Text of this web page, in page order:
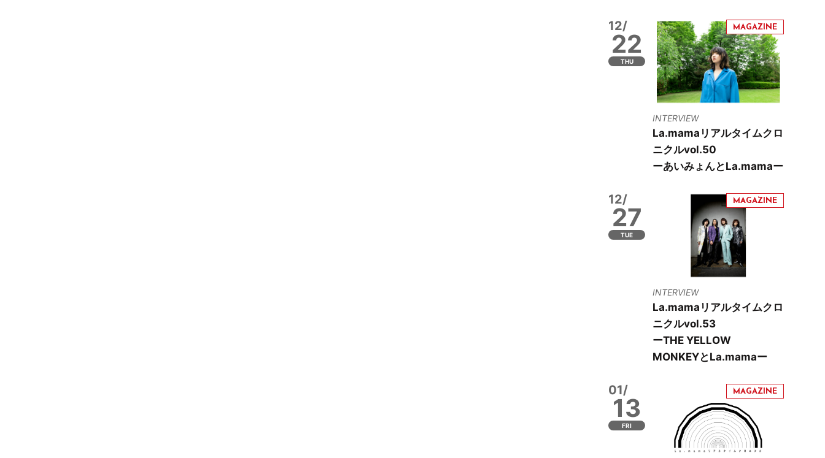
12/
22
THU
INTERVIEW
La.mamaリアルタイムクロ
ニクルvol.50
ーあいみょんとLa.mamaー
12/
27
TUE
INTERVIEW
La.mamaリアルタイムクロ
ニクルvol.53
ーTHE YELLOW
MONKEYとLa.mamaー
01/
13
FRI